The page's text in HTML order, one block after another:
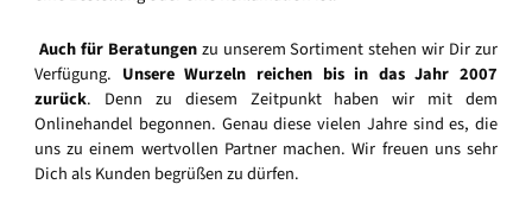
Auch für Beratungenzu unserem Sortiment stehen wir Dir zur
Verfügung. Unsere Wurzeln reichen bis in das Jahr 2007
zurück. Denn zu diesem Zeitpunkt haben wir mit dem
Onlinehandel begonnen. Genau diese vielen Jahre sind es, die
uns zu einem wertvollen Partner machen. Wir freuen uns sehr
Dich als Kunden begrüßen zu dürfen.